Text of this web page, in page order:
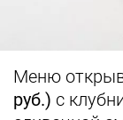
Меню
руб.) с